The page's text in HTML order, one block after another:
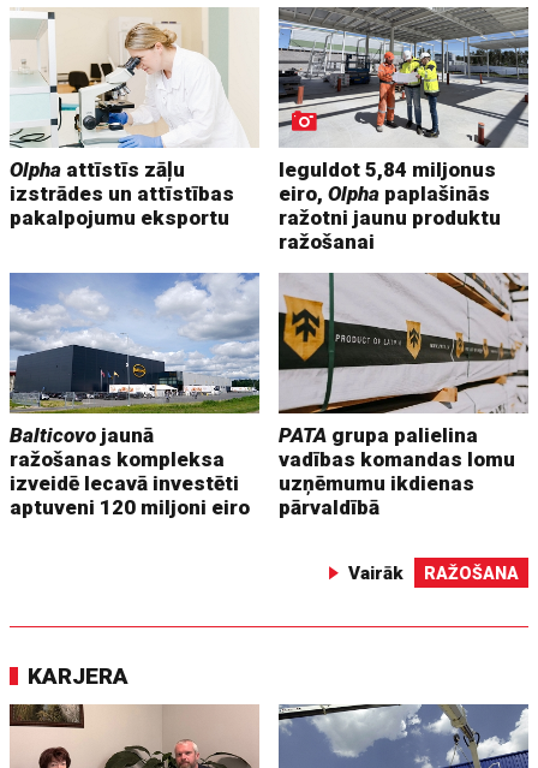
Olpha attīstīs zāļu
izstrādes un attīstības
pakalpojumu eksportu
Ieguldot 5,84 miljonus
eiro,Olpha paplašinās
ražotni jaunu produktu
ražošanai
Balticovo jaunā
ražošanas kompleksa
izveidē Iecavā investēti
aptuveni 120 miljoni eiro
PATA grupa palielina
vadības komandas lomu
uzņēmumu ikdienas
pārvaldībā
Vairāk RAŽOŠANA
KARJERA